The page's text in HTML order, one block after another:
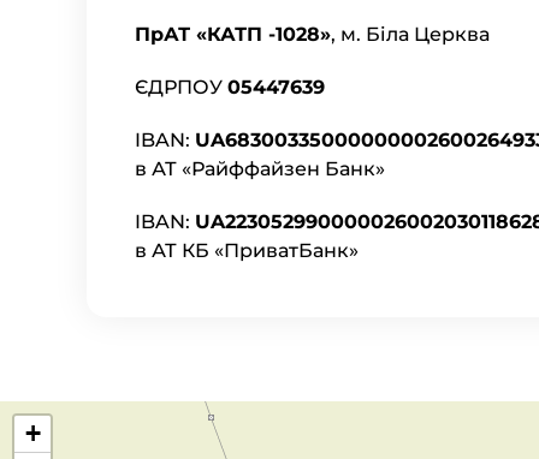
ПрАТ «КАТП -1028», м. Біла Церква
ЄДРПОУ 05447639
IBAN:
в АТ «Райффайзен Банк»
IBAN:
в АТ КБ «ПриватБанк»
+